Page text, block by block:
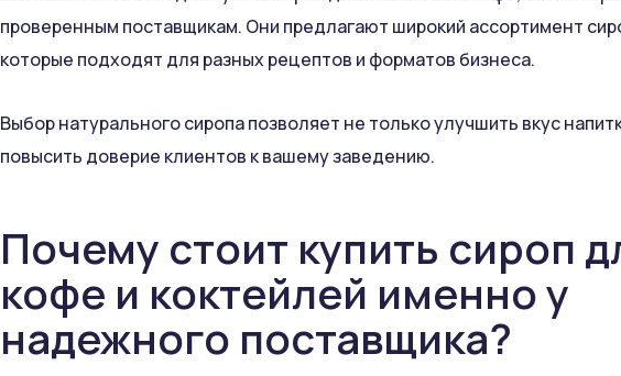
проверенным поставщикам. Они предлагают широкий ассортимент
которые подходят для разных рецептов и форматов бизнеса.
Выбор натурального сиропа позволяет не только улучшить вкус
повысить доверие клиентов к вашему заведению.
Почему стоит купить сироп
кофе и коктейлей именно у
надежного поставщика?